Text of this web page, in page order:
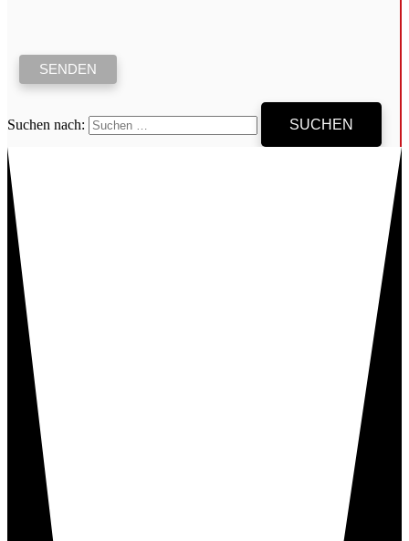
Suchen nach: